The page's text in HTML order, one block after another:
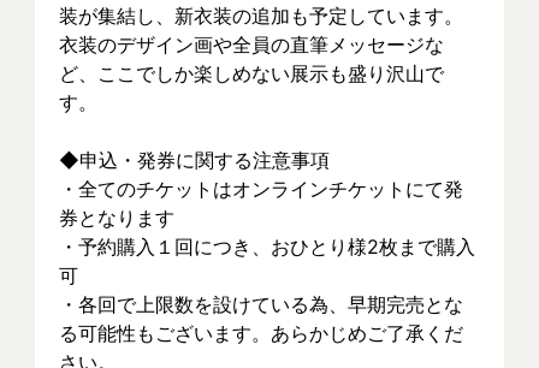
装が集結し、新⾐装の追加も予定しています。
衣装のデザイン画や全員の直筆メッセージな
ど、ここでしか楽しめない展示も盛り沢山で
す。
◆申込・発券に関する注意事項
・全てのチケットはオンラインチケットにて発
券となります
・予約購入１回につき、おひとり様2枚まで購入
可
・各回で上限数を設けている為、早期完売とな
る可能性もございます。あらかじめご了承くだ
さい。